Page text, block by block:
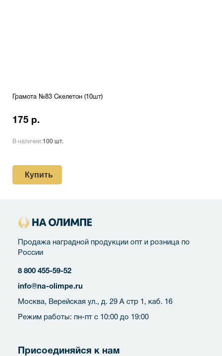
Грамота №83 Скелетон (10шт)
175 р.
В наличии:100 шт.
Купить
Продажа наградной продукции опт и розница по
России
8 800 455-59-52
info@na-olimpe.ru
Москва, Верейская ул., д. 29 А стр 1, каб. 16
Режим работы: пн-пт с 10:00 до 19:00
Присоединяйся к нам